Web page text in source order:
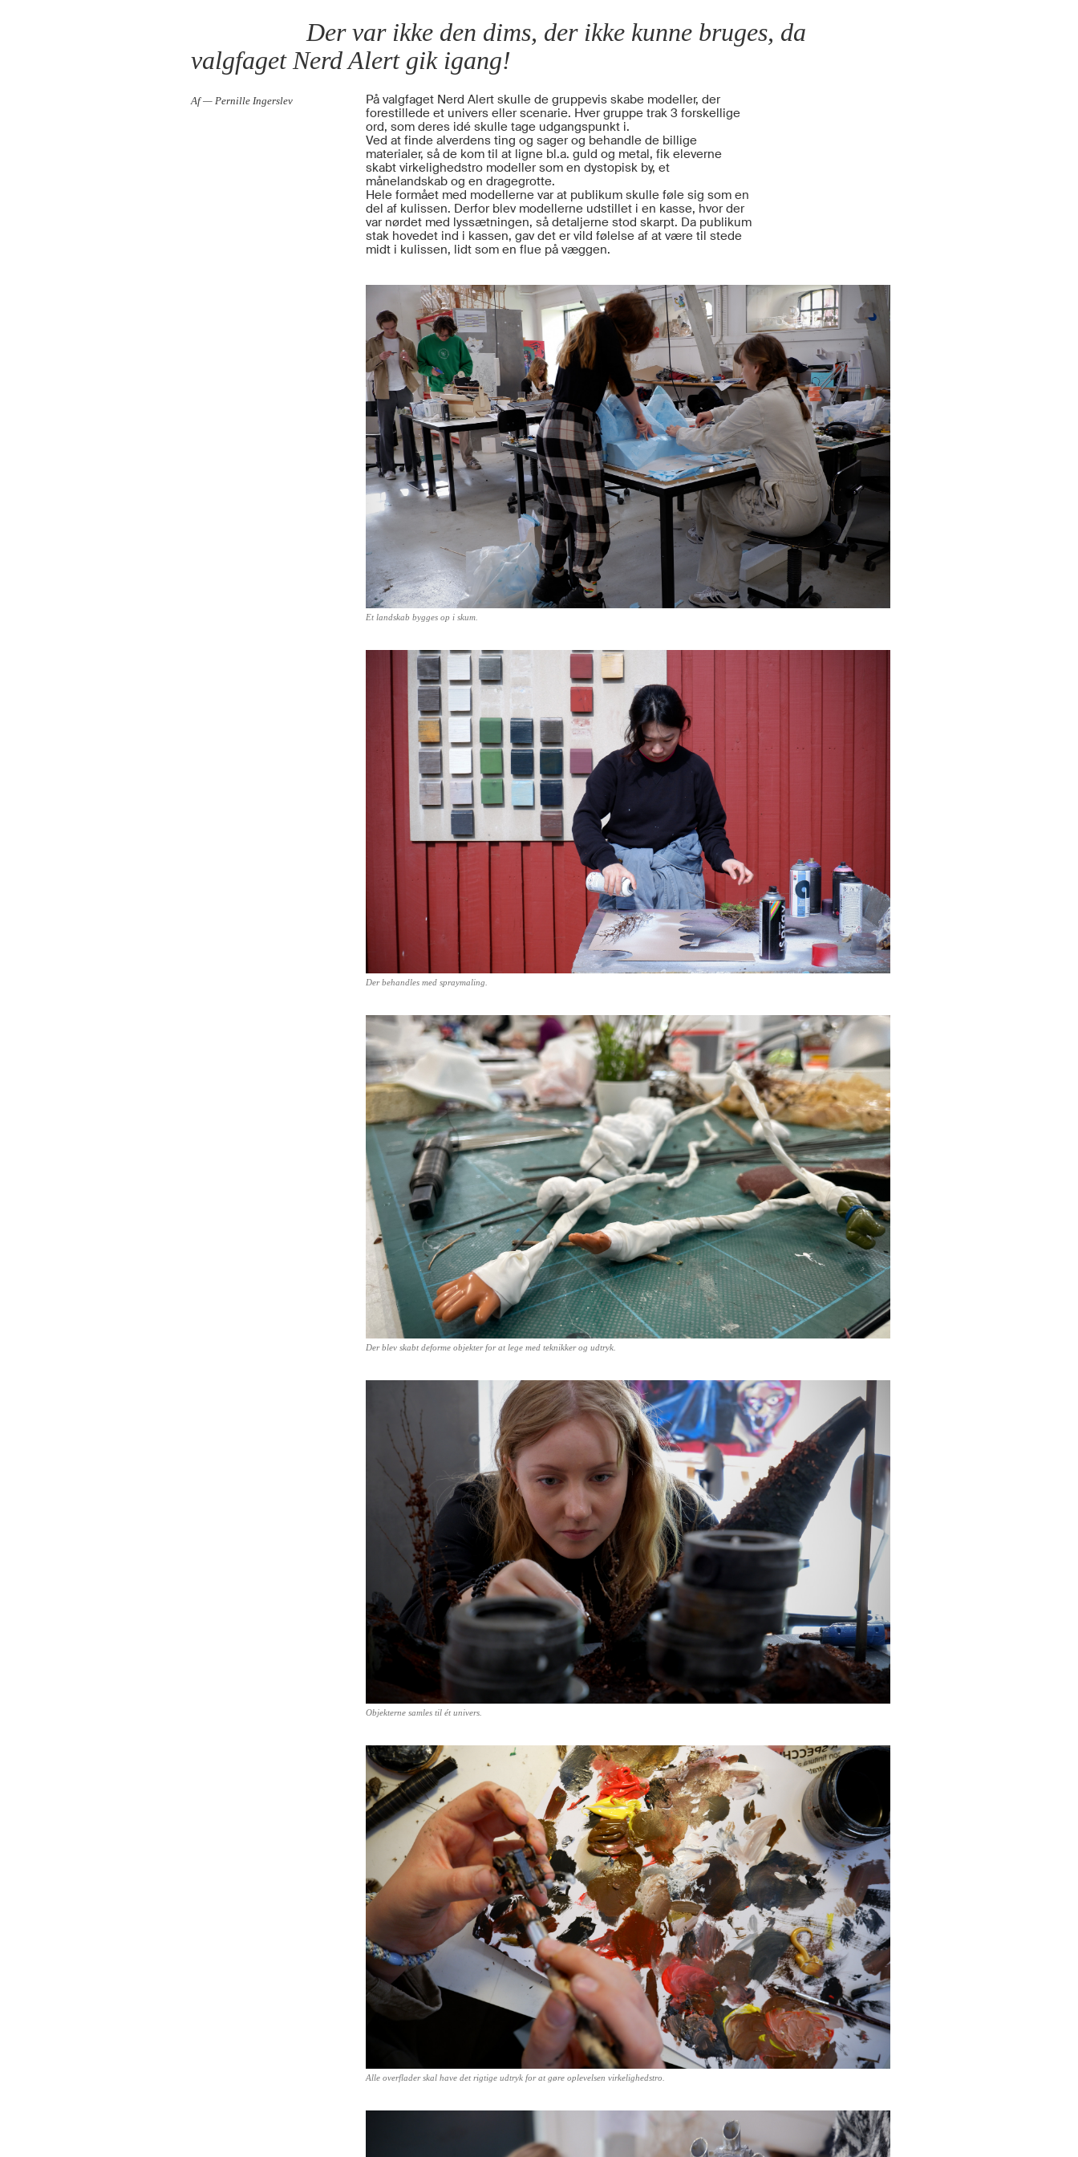
Der var ikke den dims, der ikke kunne bruges, da
valgfaget Nerd Alert gik igang!
Af — Pernille Ingerslev
På valgfaget Nerd Alert skulle de gruppevis skabe modeller, der
forestillede et univers eller scenarie. Hver gruppe trak 3 forskellige
ord, som deres idé skulle tage udgangspunkt i.
Ved at finde alverdens ting og sager og behandle de billige
materialer, så de kom til at ligne bl.a. guld og metal, fik eleverne
skabt virkelighedstro modeller som en dystopisk by, et
månelandskab og en dragegrotte.
Hele formået med modellerne var at publikum skulle føle sig som en
del af kulissen. Derfor blev modellerne udstillet i en kasse, hvor der
var nørdet med lyssætningen, så detaljerne stod skarpt. Da publikum
stak hovedet ind i kassen, gav det er vild følelse af at være til stede
midt i kulissen, lidt som en flue på væggen.
Et landskab bygges op i skum.
Der behandles med spraymaling.
Der blev skabt deforme objekter for at lege med teknikker og udtryk.
Objekterne samles til ét univers.
Alle overflader skal have det rigtige udtryk for at gøre oplevelsen virkelighedstro.